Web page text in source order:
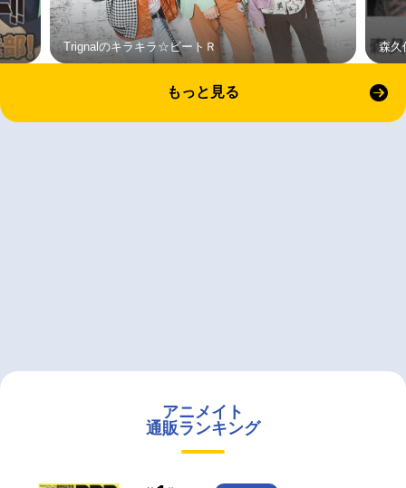
Trignalのキラキラ☆ビートＲ 森久
もっと見る
アニメイト
通販ランキング